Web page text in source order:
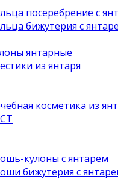
посеребрение с
бижутерия с
янтарные
из янтаря
косметика из
кулоны с янтарем
бижутерия с